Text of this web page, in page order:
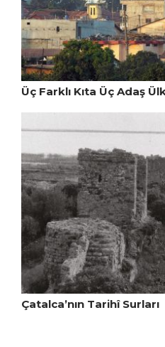
Üç Farklı Kıta Üç Adaş
Çatalca’nın Tarihî Surları